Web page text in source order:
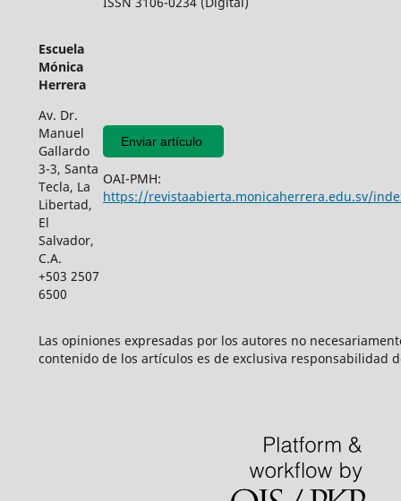
Escuela
Mónica
Herrera
Av. Dr.
Manuel
Gallardo
3-3, Santa
Tecla, La
Libertad,
El
Salvador,
C.A.
+503 2507
6500
Enviar artículo
OAI-PMH:
https://revistaabierta.monicaherrera.edu.sv/
Las opiniones expresadas por los autores no
contenido de los artículos es de exclusiva responsabilidad